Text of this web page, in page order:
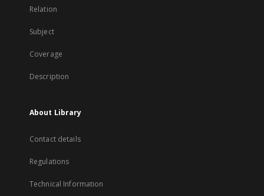
Relation
Subject
Coverage
Description
About Library
Contact details
Regulations
Technical Information